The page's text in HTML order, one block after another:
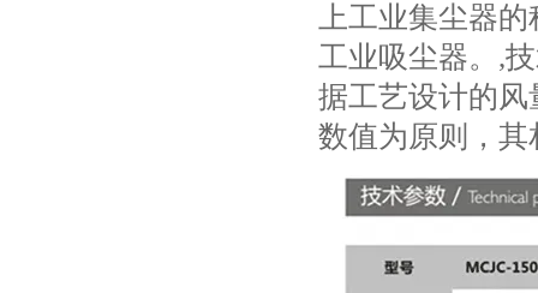
上工业集尘器
工业吸尘器。,
据工艺设计的
数值为原则，